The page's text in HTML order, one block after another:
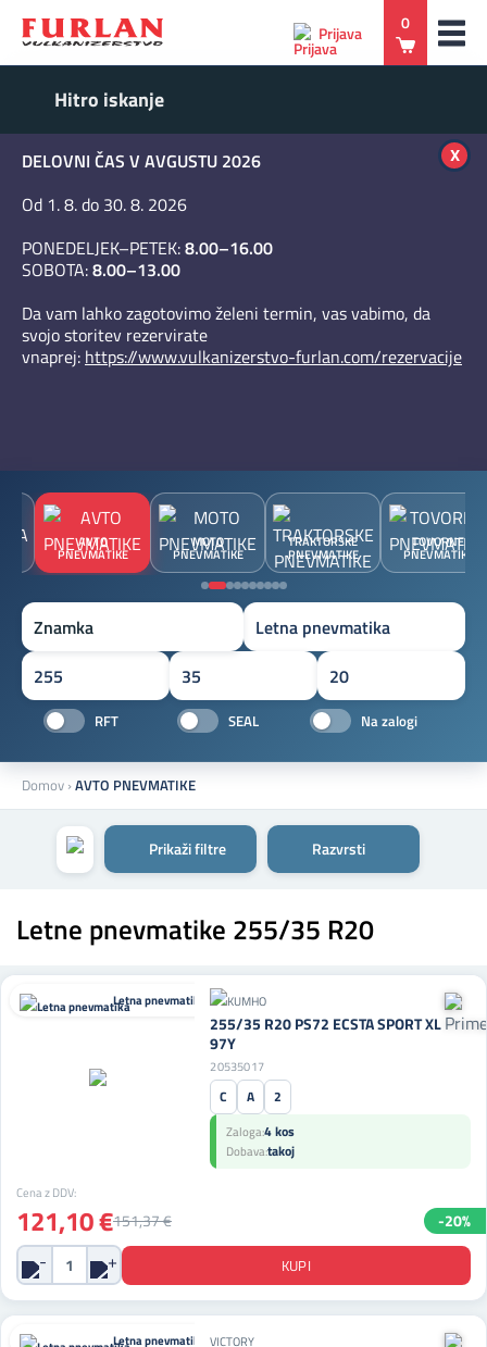
Prijava 0
DELOVNI ČAS V AVGUSTU 2026
Od 1. 8. do 30. 8. 2026
PONEDELJEK–PETEK:8.00–16.00
SOBOTA:8.00–13.00
Da vam lahko zagotovimo želeni termin, vas vabimo, da
svojo storitev rezervirate
vnaprej: https://www.vulkanizerstvo-furlan.com/rezervacije
x
AVTO
PNEVMATIKE
MOTO
PNEVMATIKE
TRAKTORSKE
PNEVMATIKE
TOVORNE
PNEVMATIKE
Znamka
RFT SEAL Na zalogi
Domov ›AVTO PNEVMATIKE
Prikaži filtre Razvrsti
Letne pnevmatike 255/35 R20
Letna pnevmatika
255/35 R20 PS72 ECSTA SPORT XL
97Y
20535017
C A 2
Zaloga:4 kos
Dobava:takoj
Cena z DDV:
121,10 €151,37 € -20%
Letna pnevmatika VICTORY